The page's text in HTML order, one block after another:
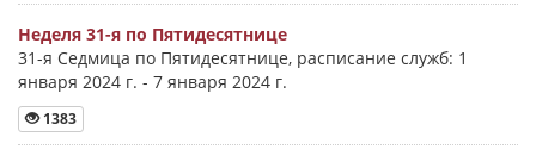
Неделя 31-я по Пятидесятнице
31-я Седмица по Пятидесятнице, расписание служб: 1
января 2024 г. - 7 января 2024 г.
1383